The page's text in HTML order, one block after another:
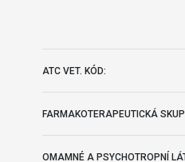
ATC VET. KÓD:
FARMAKOTERAPEUTICKÁ
OMAMNÉ A PSYCHOTROPNÍ